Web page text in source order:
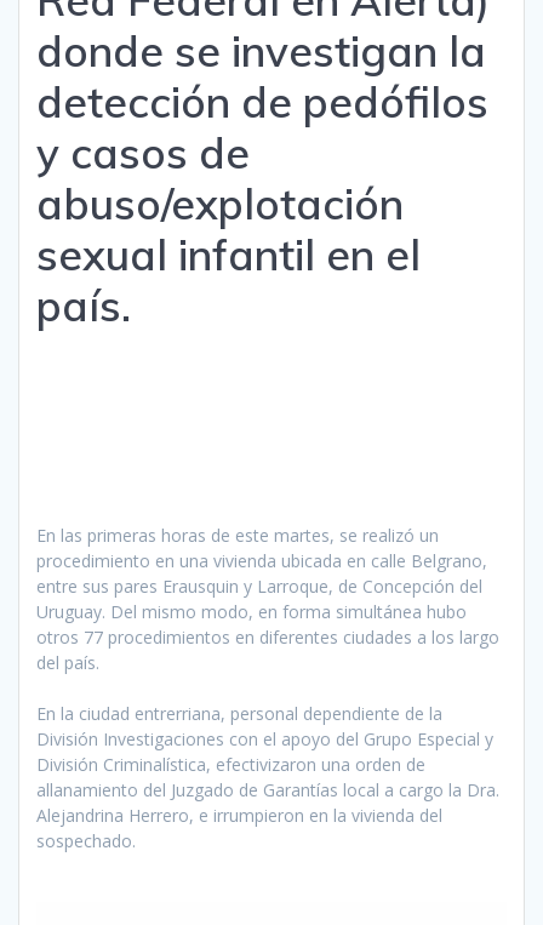
donde se investigan la
detección de pedófilos
y casos de
abuso/explotación
sexual infantil en el
país.
En las primeras horas de este martes, se realizó un
procedimiento en una vivienda ubicada en calle Belgrano,
entre sus pares Erausquin y Larroque, de Concepción del
Uruguay. Del mismo modo, en forma simultánea hubo
otros 77 procedimientos en diferentes ciudades a los largo
del país.
En la ciudad entrerriana, personal dependiente de la
División Investigaciones con el apoyo del Grupo Especial y
División Criminalística, efectivizaron una orden de
allanamiento del Juzgado de Garantías local a cargo la Dra.
Alejandrina Herrero, e irrumpieron en la vivienda del
sospechado.